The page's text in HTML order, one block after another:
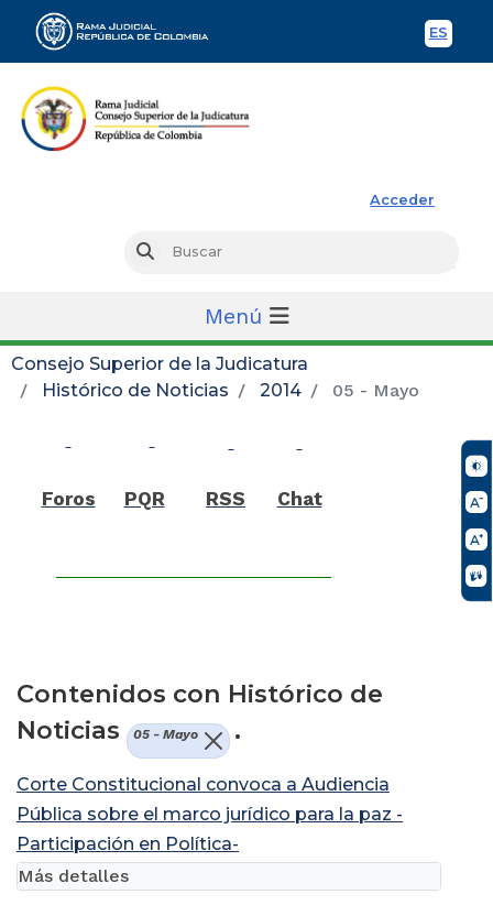
ES
Acceder
Buscar
Menú
Consejo Superior de la Judicatura
Histórico de Noticias
2014 05 - Mayo
Foros PQR RSS Chat
Contenidos con Histórico de
Noticias
05 - Mayo .
Corte Constitucional convoca a Audiencia
Pública sobre el marco jurídico para la paz -
Participación en Política-
Más detalles